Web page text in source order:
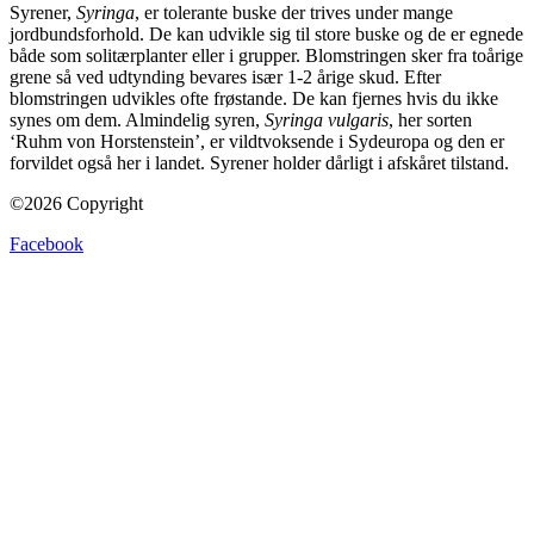
Syrener, Syringa, er tolerante buske der trives under mange
jordbundsforhold. De kan udvikle sig til store buske og de er egnede
både som solitærplanter eller i grupper. Blomstringen sker fra toårige
grene så ved udtynding bevares især 1-2 årige skud. Efter
blomstringen udvikles ofte frøstande. De kan fjernes hvis du ikke
synes om dem. Almindelig syren, Syringa vulgaris, her sorten
‘Ruhm von Horstenstein’, er vildtvoksende i Sydeuropa og den er
forvildet også her i landet. Syrener holder dårligt i afskåret tilstand.
©2026 Copyright
Facebook